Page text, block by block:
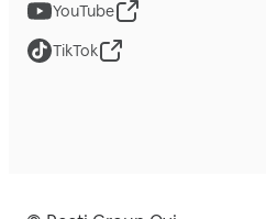
YouTube
TikTok